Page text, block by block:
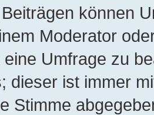
können
Moderator
Umfrage zu
dieser ist immer
Stimme